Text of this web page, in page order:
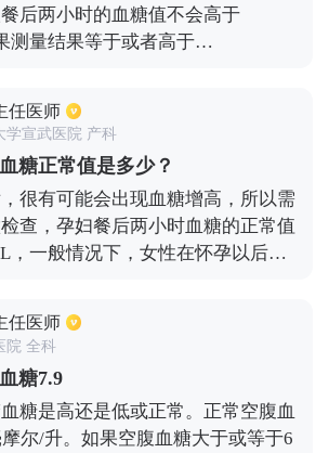
后两小时的血糖值不会高于
测量结果等于或者高于
前期。
任医师
学宣武医院 产科
糖正常值是多少？
很有可能会出现血糖增高，所以需
查，孕妇餐后两小时血糖的正常值
，一般情况下，女性在怀孕以后血
期糖尿病，首先要合理的控制饮
动，这样有利于稳定血糖。
任医师
院 全科
糖7.9
糖是高还是低或正常。正常空腹血
尔/升。如果空腹血糖大于或等于6